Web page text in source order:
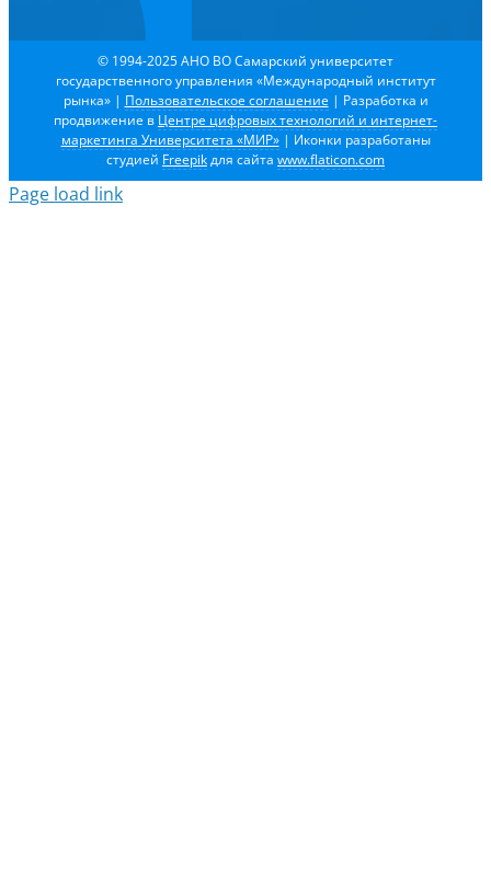
© 1994-2025 АНО ВО Самарский университет
государственного управления «Международный институт
рынка» | Пользовательское соглашение | Разработка и
продвижение в Центре цифровых технологий и интернет-
маркетинга Университета «МИР»| Иконки разработаны
студией Freepikдля сайта www.flaticon.com
Page load link